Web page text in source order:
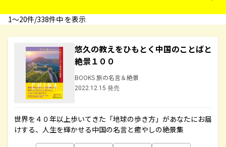
1〜20件/338件中 を表示
悠久の教えをひもとく中国のことばと
絶景１００
BOOKS 旅の名言＆絶景
2022.12.15 発売
世界を４０年以上歩いてきた「地球の歩き方」があなたにお届
けする、人生を輝かせる中国の名言と癒やしの絶景集